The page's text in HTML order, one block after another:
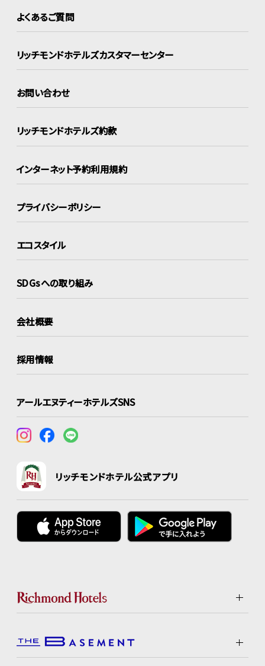
よくあるご質問
リッチモンドホテルズカスタマーセンター
お問い合わせ
リッチモンドホテルズ約款
インターネット予約利用規約
プライバシーポリシー
エコスタイル
SDGsへの取り組み
会社概要
採用情報
アールエヌティーホテルズSNS
リッチモンドホテル公式アプリ